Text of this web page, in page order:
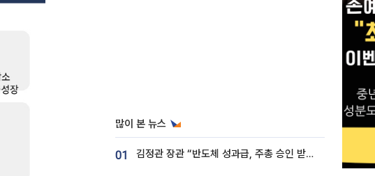
많이 본 뉴스
01 김정관 장관 “반도체 성과급, 주총 승인 받도록”…상법·자본시장법 개정 시사